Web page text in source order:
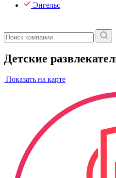
Энгельс
Детские
Показать на карте